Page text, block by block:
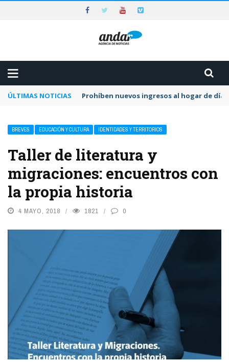
ÚLTIMAS NOTICIAS Prohíben nuevos ingresos al hogar de día
BREVES EDUCACIÓN Y CULTURA IDENTIDADES Y TERRITORIOS
Taller de literatura y
migraciones: encuentros con
la propia historia
4 MAYO, 2018 1821 0